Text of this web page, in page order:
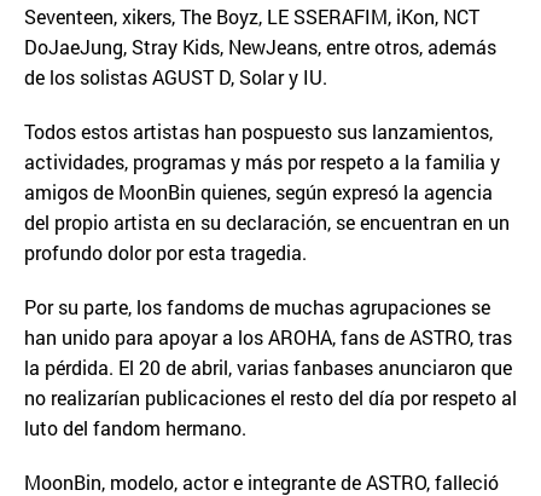
Seventeen, xikers, The Boyz, LE SSERAFIM, iKon, NCT
DoJaeJung, Stray Kids, NewJeans, entre otros, además
de los solistas AGUST D, Solar y IU.
Todos estos artistas han pospuesto sus lanzamientos,
actividades, programas y más por respeto a la familia y
amigos de MoonBin quienes, según expresó la agencia
del propio artista en su declaración, se encuentran en un
profundo dolor por esta tragedia.
Por su parte, los fandoms de muchas agrupaciones se
han unido para apoyar a los AROHA, fans de ASTRO, tras
la pérdida. El 20 de abril, varias fanbases anunciaron que
no realizarían publicaciones el resto del día por respeto al
luto del fandom hermano.
MoonBin, modelo, actor e integrante de ASTRO, falleció